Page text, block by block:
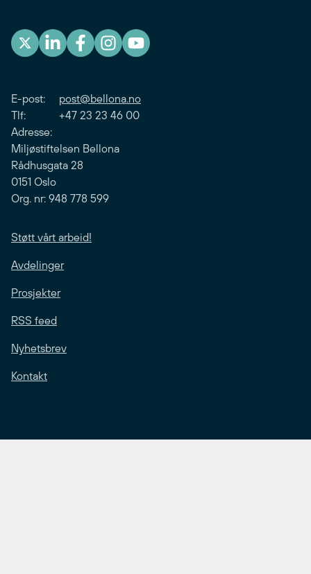
E-post: post@bellona.no
Tlf: +47 23 23 46 00
Adresse:
Miljøstiftelsen Bellona
Rådhusgata 28
0151 Oslo
Org. nr: 948 778 599
Støtt vårt arbeid!
Avdelinger
Prosjekter
RSS feed
Nyhetsbrev
Kontakt